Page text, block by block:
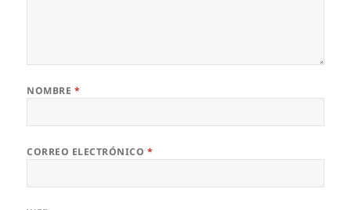
NOMBRE *
CORREO ELECTRÓNICO *